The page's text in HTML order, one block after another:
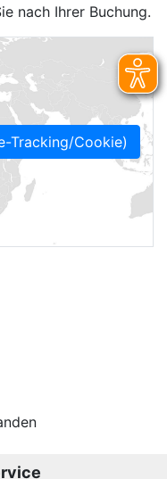
nach Ihrer Buchung.
Tracking/Cookie)